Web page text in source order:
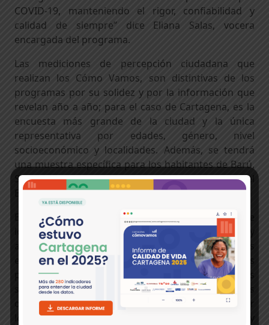
COVID-19, manteniendo el rigor, confiabilidad y
calidad de siempre” dice Eliana Salas, vocera
encargada del programa.
Las mediciones de percepción ciudadana que
realizan los Cómo Vamos, son distintivas de los
programas por su solidez y por la información que
revelan año a año; para el caso de Cartagena, es la
encuesta más grande de la ciudad y la única
representativa por edades, género, nivel
socioeconómico y localidades. Además, se tendrá
una muestraespecíficapara los habitantes de Barú,
Santa AnayArarca ydel barrio Ciudad del
Bicentenario.
Esta encuesta permite conocer el punto de vista de
los ciudadanos frente a su contexto de ciudad y
ayuda a que la administración local oriente sus
estrategias o políticas públicas a partir de las
prioridades de cada territorio. “Los Cómo Vamos
son un referente para medir y aportar en las
discusiones de calidad de vida de las ciudades. Por
lo tanto, estas encuestas virtuales son muy